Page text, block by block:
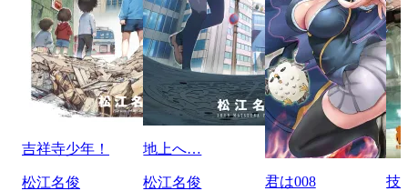
吉祥寺少年！
松江名俊
地上へ…
松江名俊 君は008 技